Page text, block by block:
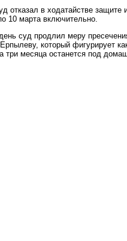
отказал в ходатайстве защите
10 марта включительно.
суд продлил меру
который фигурирует
три месяца останется под